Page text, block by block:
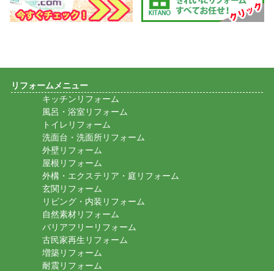
リフォームメニュー
キッチンリフォーム
風呂・浴室リフォーム
トイレリフォーム
洗面台・洗面所リフォーム
外壁リフォーム
屋根リフォーム
外構・エクステリア・庭リフォーム
玄関リフォーム
リビング・内装リフォーム
自然素材リフォーム
バリアフリーリフォーム
古民家再生リフォーム
増築リフォーム
耐震リフォーム